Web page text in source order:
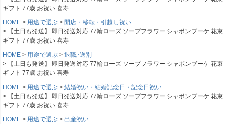
ギフト 77歳 お祝い 喜寿
HOME
用途で選ぶ
開店・移転・引越し祝い
【土日も発送】 即日発送対応 77輪ローズ ソープフラワー シャボンブーケ 花束
ギフト 77歳 お祝い 喜寿
HOME
用途で選ぶ
退職･送別
【土日も発送】 即日発送対応 77輪ローズ ソープフラワー シャボンブーケ 花束
ギフト 77歳 お祝い 喜寿
HOME
用途で選ぶ
結婚祝い・結婚記念日・記念日祝い
【土日も発送】 即日発送対応 77輪ローズ ソープフラワー シャボンブーケ 花束
ギフト 77歳 お祝い 喜寿
HOME
用途で選ぶ
出産祝い